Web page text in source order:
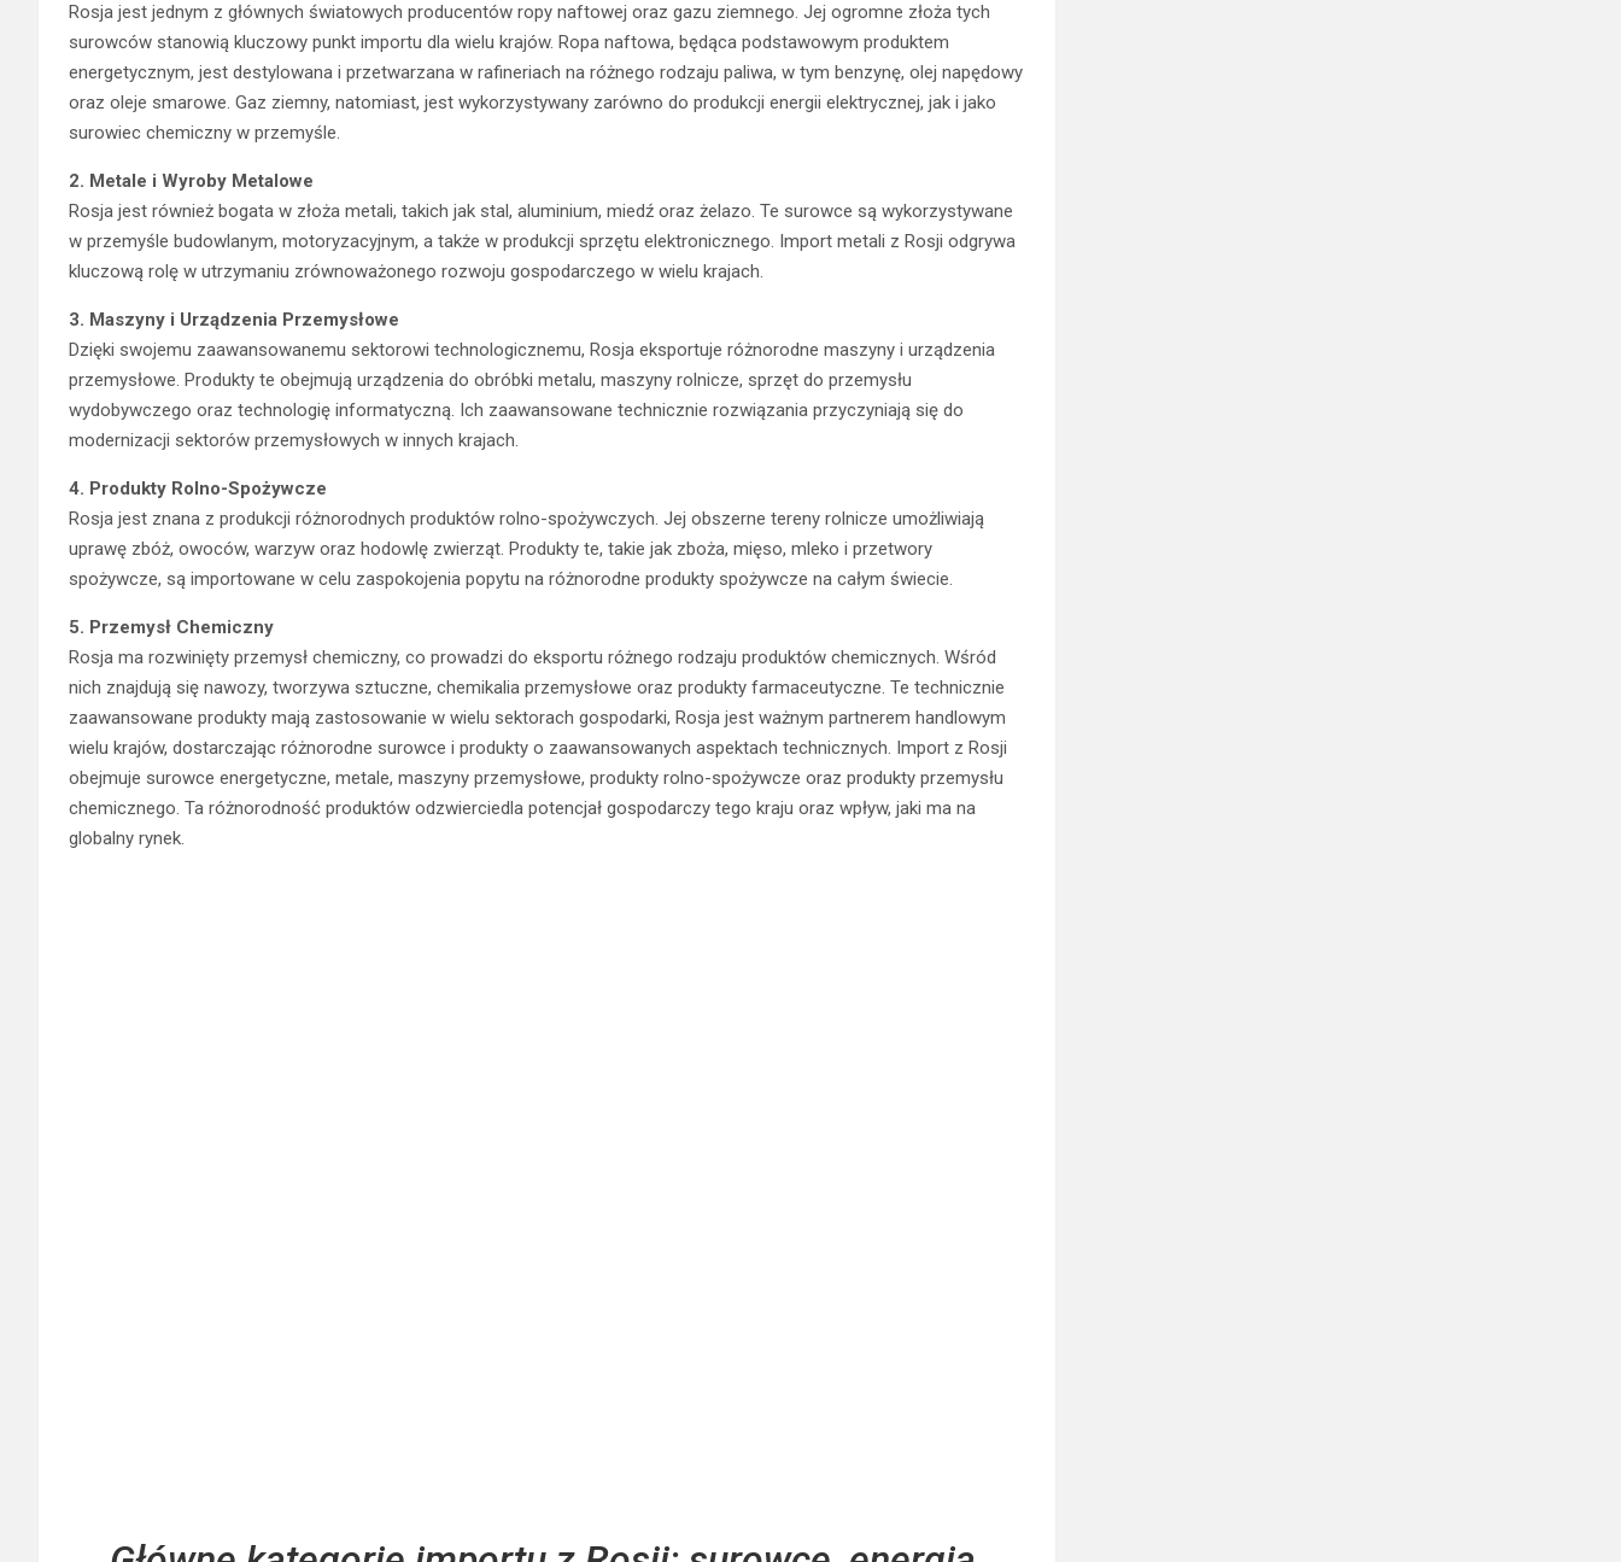
Rosja jest jednym z głównych światowych producentów ropy naftowej oraz gazu ziemnego. Jej ogromne złoża tych
surowców stanowią kluczowy punkt importu dla wielu krajów. Ropa naftowa, będąca podstawowym produktem
energetycznym, jest destylowana i przetwarzana w rafineriach na różnego rodzaju paliwa, w tym benzynę, olej napędowy
oraz oleje smarowe. Gaz ziemny, natomiast, jest wykorzystywany zarówno do produkcji energii elektrycznej, jak i jako
surowiec chemiczny w przemyśle.
2. Metale i Wyroby Metalowe
Rosja jest również bogata w złoża metali, takich jak stal, aluminium, miedź oraz żelazo. Te surowce są wykorzystywane
w przemyśle budowlanym, motoryzacyjnym, a także w produkcji sprzętu elektronicznego. Import metali z Rosji odgrywa
kluczową rolę w utrzymaniu zrównoważonego rozwoju gospodarczego w wielu krajach.
3. Maszyny i Urządzenia Przemysłowe
Dzięki swojemu zaawansowanemu sektorowi technologicznemu, Rosja eksportuje różnorodne maszyny i urządzenia
przemysłowe. Produkty te obejmują urządzenia do obróbki metalu, maszyny rolnicze, sprzęt do przemysłu
wydobywczego oraz technologię informatyczną. Ich zaawansowane technicznie rozwiązania przyczyniają się do
modernizacji sektorów przemysłowych w innych krajach.
4. Produkty Rolno-Spożywcze
Rosja jest znana z produkcji różnorodnych produktów rolno-spożywczych. Jej obszerne tereny rolnicze umożliwiają
uprawę zbóż, owoców, warzyw oraz hodowlę zwierząt. Produkty te, takie jak zboża, mięso, mleko i przetwory
spożywcze, są importowane w celu zaspokojenia popytu na różnorodne produkty spożywcze na całym świecie.
5. Przemysł Chemiczny
Rosja ma rozwinięty przemysł chemiczny, co prowadzi do eksportu różnego rodzaju produktów chemicznych. Wśród
nich znajdują się nawozy, tworzywa sztuczne, chemikalia przemysłowe oraz produkty farmaceutyczne. Te technicznie
zaawansowane produkty mają zastosowanie w wielu sektorach gospodarki, Rosja jest ważnym partnerem handlowym
wielu krajów, dostarczając różnorodne surowce i produkty o zaawansowanych aspektach technicznych. Import z Rosji
obejmuje surowce energetyczne, metale, maszyny przemysłowe, produkty rolno-spożywcze oraz produkty przemysłu
chemicznego. Ta różnorodność produktów odzwierciedla potencjał gospodarczy tego kraju oraz wpływ, jaki ma na
globalny rynek.